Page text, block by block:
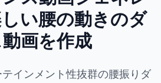
い腰の動きのダ
画を作成
インメント性抜群の腰振りダ